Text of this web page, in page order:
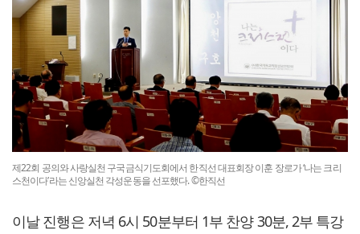
제22회 공의와 사랑실천 구국금식기도회에서 한직선 대표회장 이훈 장로가 ‘나는 크리
스천이다’라는 신앙실천 각성운동을 선포했다. ©한직선
이날 진행은 저녁 6시 50분부터 1부 찬양 30분, 2부 특강